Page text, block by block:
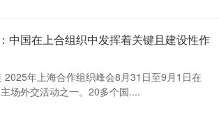
中国在上合组织中发挥着关键且建设性作
年上海合作组织峰会8月31日至9月1日在
场外交活动之一。20多个国....